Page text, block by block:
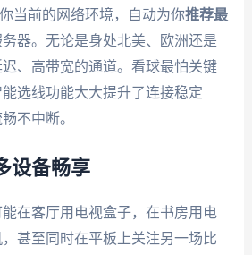
当前的网络环境，自动为你推荐最
器。无论是身处北美、欧洲还是
、高带宽的通道。看球最怕关键
选线功能大大提升了连接稳定
不中断。
设备畅享
在客厅用电视盒子，在书房用电
甚至同时在平板上关注另一场比